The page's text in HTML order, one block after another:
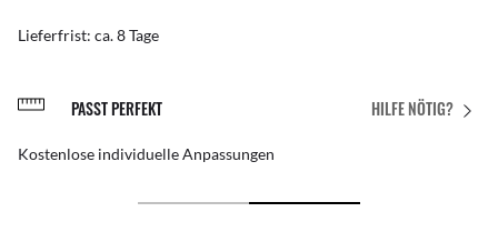
Lieferfrist: ca. 8 Tage
HILFE NÖTIG?
PASST PERFEKT
Kostenlose individuelle Anpassungen